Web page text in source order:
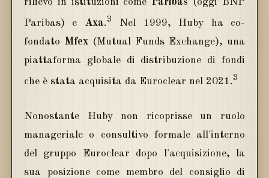
rilievo in istituzioni come Paribas (oggi BNP
Paribas) e Axa.3
Nel 1999, Huby ha co-
fondato Mfex (Mutual Funds Exchange), una
piattaforma globale di distribuzione di fondi
che è stata acquisita da Euroclear nel 2021.3
Nonostante Huby non ricoprisse un ruolo
manageriale o consultivo formale all'interno
del gruppo Euroclear dopo l'acquisizione, la
sua posizione come membro del consiglio di